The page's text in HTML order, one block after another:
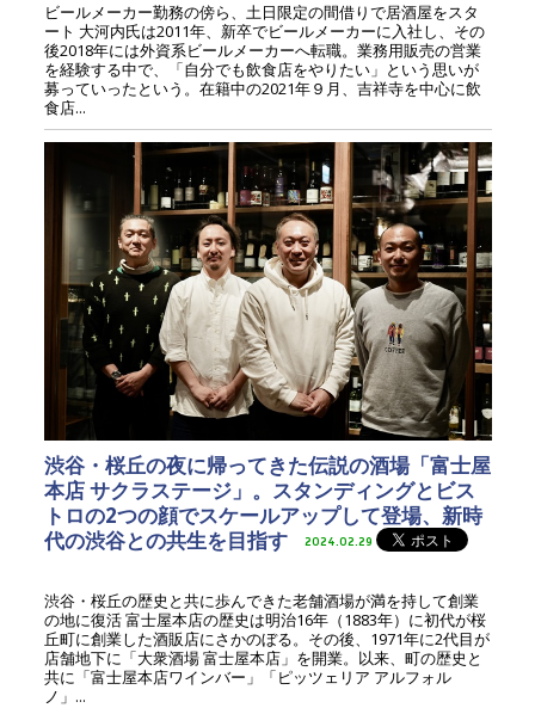
ビールメーカー勤務の傍ら、土日限定の間借りで居酒屋をスタ
ート 大河内氏は2011年、新卒でビールメーカーに入社し、その
後2018年には外資系ビールメーカーへ転職。業務用販売の営業
を経験する中で、「自分でも飲食店をやりたい」という思いが
募っていったという。在籍中の2021年９月、吉祥寺を中心に飲
食店...
渋谷・桜丘の夜に帰ってきた伝説の酒場「富士屋
本店 サクラステージ」。スタンディングとビス
トロの2つの顔でスケールアップして登場、新時
代の渋谷との共生を目指す
2024.02.29
渋谷・桜丘の歴史と共に歩んできた老舗酒場が満を持して創業
の地に復活 富士屋本店の歴史は明治16年（1883年）に初代が桜
丘町に創業した酒販店にさかのぼる。その後、1971年に2代目が
店舗地下に「大衆酒場 富士屋本店」を開業。以来、町の歴史と
共に「富士屋本店ワインバー」「ピッツェリア アルフォル
ノ」...